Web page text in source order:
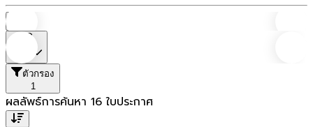
ตัวกรอง
1
ผลลัพธ์การค้นหา 16 ใบประกาศ